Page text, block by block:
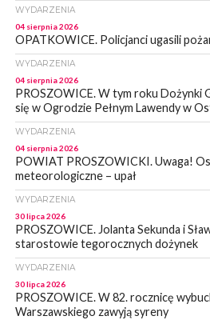
WYDARZENIA
04 sierpnia 2026
OPATKOWICE. Policjanci ugasili
WYDARZENIA
04 sierpnia 2026
PROSZOWICE. W tym roku Dożynki
się w Ogrodzie Pełnym Lawendy w
WYDARZENIA
04 sierpnia 2026
POWIAT PROSZOWICKI. Uwaga!
meteorologiczne – upał
WYDARZENIA
30 lipca 2026
PROSZOWICE. Jolanta Sekunda i
starostowie tegorocznych dożynek
WYDARZENIA
30 lipca 2026
PROSZOWICE. W 82. rocznicę
Warszawskiego zawyją syreny